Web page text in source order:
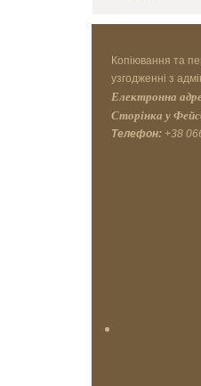
Копіювання та
узгодженні з
Електронна
Сторінка у
Телефон: +38